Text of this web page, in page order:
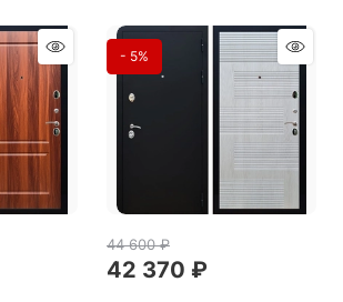
- 5%
44 600 ₽
42 370 ₽